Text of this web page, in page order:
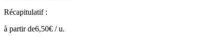
Récapitulatif :
à partir de6,50€ /u.